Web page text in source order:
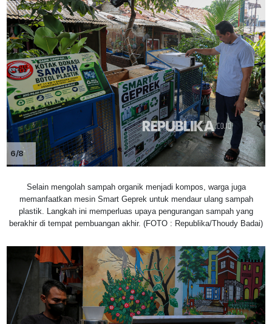
6/8
Selain mengolah sampah organik menjadi kompos, warga juga
memanfaatkan mesin Smart Geprek untuk mendaur ulang sampah
plastik. Langkah ini memperluas upaya pengurangan sampah yang
berakhir di tempat pembuangan akhir. (FOTO : Republika/Thoudy Badai)